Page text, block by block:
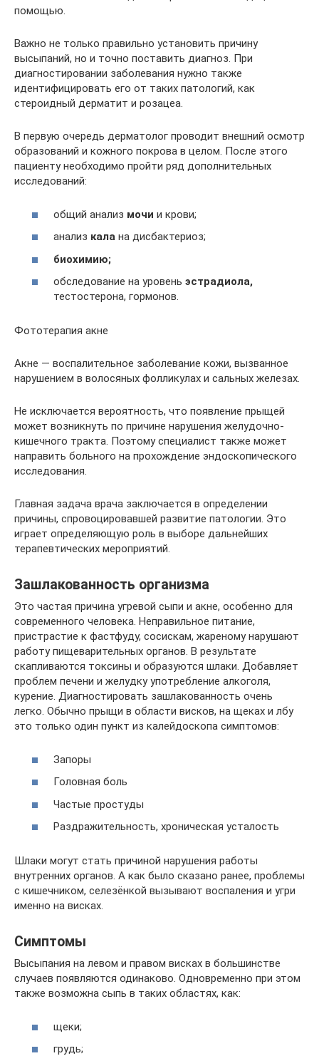
помощью.
Важно не только правильно установить причину
высыпаний, но и точно поставить диагноз. При
диагностировании заболевания нужно также
идентифицировать его от таких патологий, как
стероидный дерматит и розацеа.
В первую очередь дерматолог проводит внешний осмотр
образований и кожного покрова в целом. После этого
пациенту необходимо пройти ряд дополнительных
исследований:
общий анализ мочи и крови;
анализ кала на дисбактериоз;
биохимию;
обследование на уровень эстрадиола,
тестостерона, гормонов.
Фототерапия акне
Акне — воспалительное заболевание кожи, вызванное
нарушением в волосяных фолликулах и сальных железах.
Не исключается вероятность, что появление прыщей
может возникнуть по причине нарушения желудочно-
кишечного тракта. Поэтому специалист также может
направить больного на прохождение эндоскопического
исследования.
Главная задача врача заключается в определении
причины, спровоцировавшей развитие патологии. Это
играет определяющую роль в выборе дальнейших
терапевтических мероприятий.
Зашлакованность организма
Это частая причина угревой сыпи и акне, особенно для
современного человека. Неправильное питание,
пристрастие к фастфуду, сосискам, жареному нарушают
работу пищеварительных органов. В результате
скапливаются токсины и образуются шлаки. Добавляет
проблем печени и желудку употребление алкоголя,
курение. Диагностировать зашлакованность очень
легко. Обычно прыщи в области висков, на щеках и лбу
это только один пункт из калейдоскопа симптомов:
Запоры
Головная боль
Частые простуды
Раздражительность, хроническая усталость
Шлаки могут стать причиной нарушения работы
внутренних органов. А как было сказано ранее, проблемы
с кишечником, селезёнкой вызывают воспаления и угри
именно на висках.
Симптомы
Высыпания на левом и правом висках в большинстве
случаев появляются одинаково. Одновременно при этом
также возможна сыпь в таких областях, как:
щеки;
грудь;